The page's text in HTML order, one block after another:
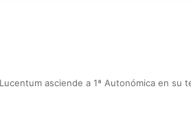
asciende a 1ª Autonómica en su